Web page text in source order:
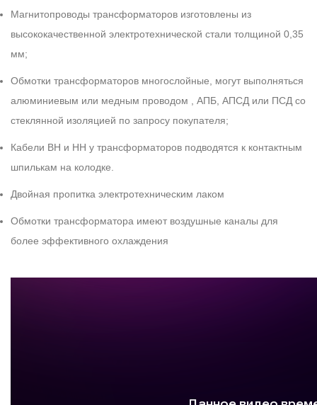
Магнитопроводы трансформаторов изготовлены из
высококачественной электротехнической стали толщиной 0,35
мм;
Обмотки трансформаторов многослойные, могут выполняться
алюминиевым или медным проводом , АПБ, АПСД или ПСД со
стеклянной изоляцией по запросу покупателя;
Кабели ВН и НН у трансформаторов подводятся к контактным
шпилькам на колодке.
Двойная пропитка электротехническим лаком
Обмотки трансформатора имеют воздушные каналы для
более эффективного охлаждения